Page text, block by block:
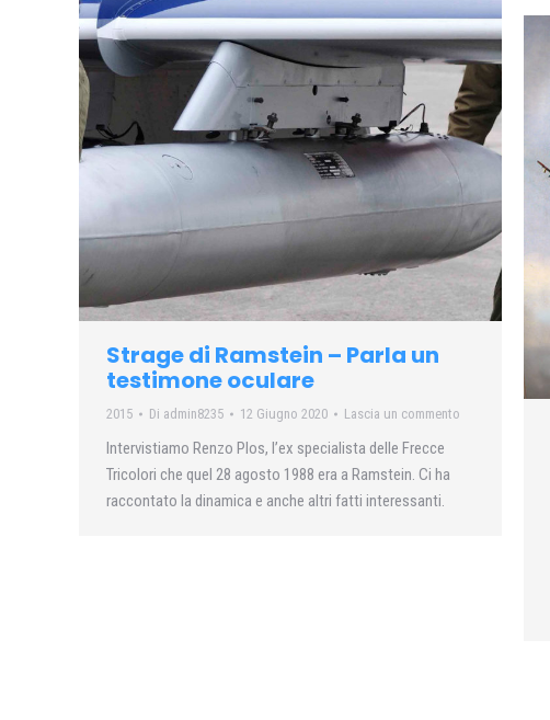
Strage di Ramstein – Parla un
testimone oculare
2015 Di admin8235 12 Giugno 2020 Lascia un commento
Intervistiamo Renzo Plos, l’ex specialista delle Frecce
Tricolori che quel 28 agosto 1988 era a Ramstein. Ci ha
raccontato la dinamica e anche altri fatti interessanti.